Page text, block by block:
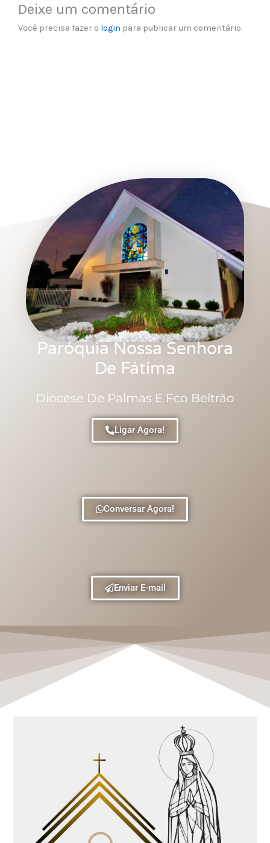
Deixe um comentário
Você precisa fazer o login para publicar um comentário.
Paróquia Nossa Senhora
De Fátima
Diocese De Palmas E Fco Beltrão
Ligar Agora!
Conversar Agora!
Enviar E-mail